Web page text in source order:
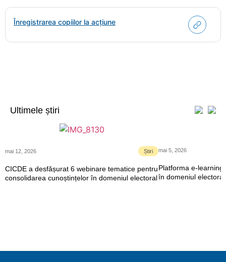
Înregistrarea copiilor la acțiune
Ultimele știri
mai 12, 2026 Știri
CICDE a desfășurat 6 webinare tematice pentru
consolidarea cunoștințelor în domeniul electoral
mai 5, 2026
Platforma e-
în domeniul electoral